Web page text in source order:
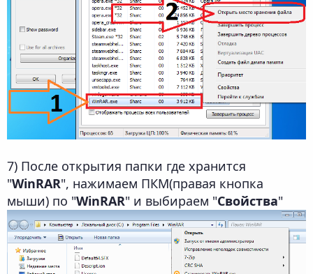
7) После открытия папки где хранится
"WinRAR", нажимаем ПКМ(правая кнопка
мыши) по "WinRAR" и выбираем "Свойства"